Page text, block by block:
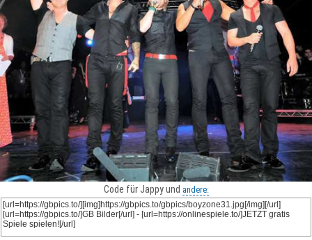
Code für Jappy und andere: